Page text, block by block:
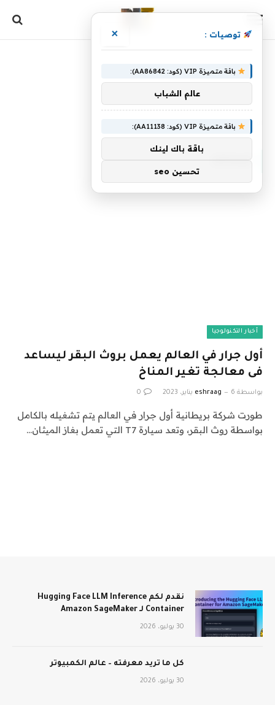
الرئيسية »ليساعد
ليساعد
أخبار التكنولوجيا
أول جرار في العالم يعمل بروث البقر ليساعد
فى معالجة تغير المناخ
بواسطة eshraag 6 يناير، 2023 0
طورت شركة بريطانية أول جرار في العالم يتم تشغيله بالكامل
بواسطة روث البقر، وتعد سيارة T7 التي تعمل بغاز الميثان…
نقدم لكم Hugging Face LLM Inference
Container لـ Amazon SageMaker
30 يوليو، 2026
كل ما تريد معرفته – عالم الكمبيوتر
30 يوليو، 2026
توصيات : ×
باقة متميزة VIP (كود: AA86842):
عالم الشباب
باقة متميزة VIP (كود: AA11138):
باقة باك لينك
تحسين seo